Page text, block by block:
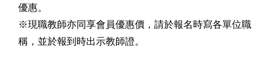
優惠。
※現職教師亦同享會員優惠價，請於報名時寫各單位職
稱，並於報到時出示教師證。